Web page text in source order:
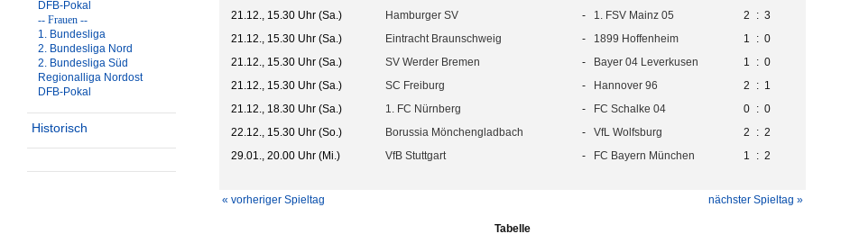
DFB-Pokal
-- Frauen --
1. Bundesliga
2. Bundesliga Nord
2. Bundesliga Süd
Regionalliga Nordost
DFB-Pokal
Historisch
21.12., 15.30 Uhr (Sa.)
Hamburger SV - 1. FSV Mainz 05 2 : 3
21.12., 15.30 Uhr (Sa.)
Eintracht Braunschweig - 1899 Hoffenheim 1 : 0
21.12., 15.30 Uhr (Sa.)
SV Werder Bremen - Bayer 04 Leverkusen 1 : 0
21.12., 15.30 Uhr (Sa.)
SC Freiburg - Hannover 96 2 : 1
21.12., 18.30 Uhr (Sa.)
1. FC Nürnberg - FC Schalke 04 0 : 0
22.12., 15.30 Uhr (So.)
Borussia Mönchengladbach - VfL Wolfsburg 2 : 2
29.01., 20.00 Uhr (Mi.)
VfB Stuttgart - FC Bayern München 1 : 2
« vorheriger Spieltag nächster Spieltag »
Tabelle